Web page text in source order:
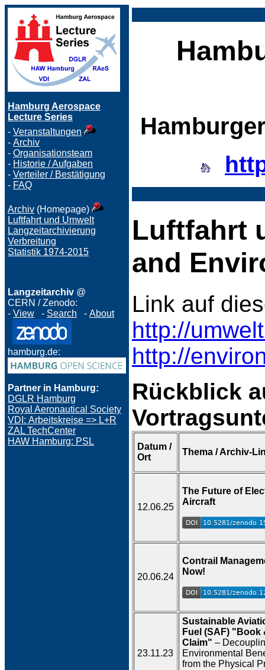
Hamburg Aerospace
Lecture Series
- Veranstaltungen
- Archiv
- Organisationsteam
- Historie / Aufgaben
- Verteiler / Bestätigung
- FAQ
Archiv (Homepage)
Luftfahrt und Umwelt
Langzeitarchivierung
Verbreitung
Statistik 1974-2015
Langzeitarchiv @
CERN / Zenodo:
- View - Search - About
hamburg.de:
Partner in Hamburg:
DGLR Hamburg
Royal Aeronautical Society
VDI: Arbeitskreise => L+R
ZAL TechCenter
HAW Hamburg: PSL
Luftfahrt
and
Link auf
http://
http://
Rückblick
Datum /
Ort
Thema / Archiv-
12.06.25
The Future of
Aircraft
20.06.24
Contrail
Now!
23.11.23
Sustainable
Fuel (SAF) "Book
Claim" –
Environmental
from the Physical